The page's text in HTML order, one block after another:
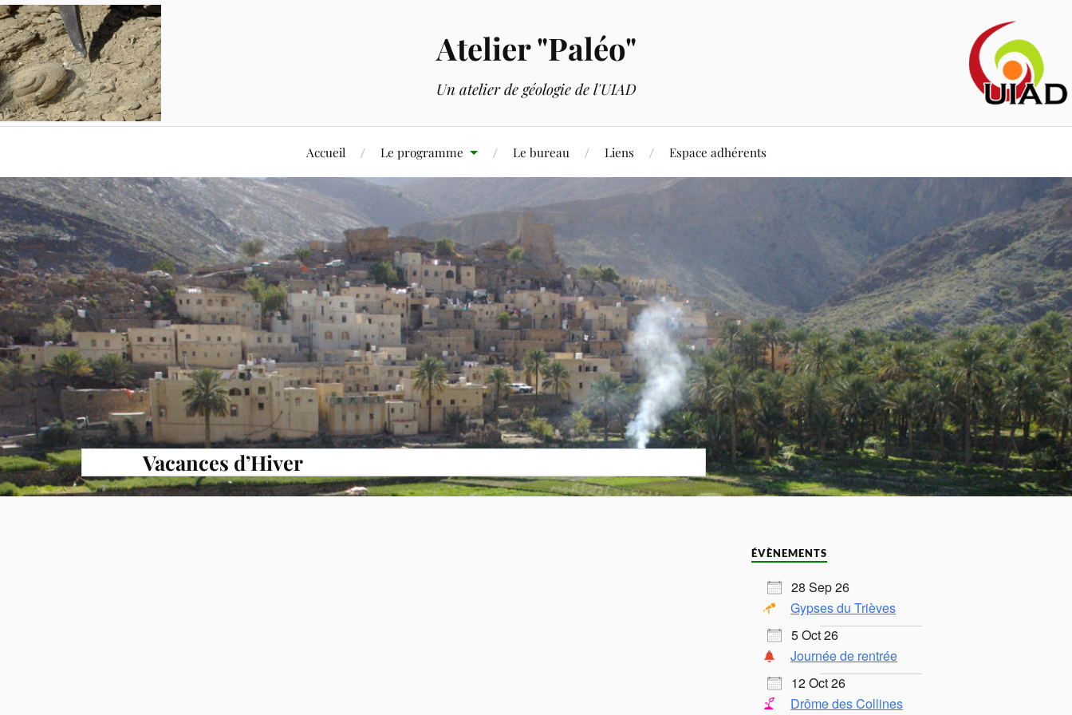
Atelier "Paléo"
Un atelier de géologie de l'UIAD
Accueil Le programme Le bureau Liens Espace adhérents
Vacances d’Hiver
ÉVÈNEMENTS
28 Sep 26
Gypses du Trièves
5 Oct 26
Journée de rentrée
12 Oct 26
Drôme des Collines